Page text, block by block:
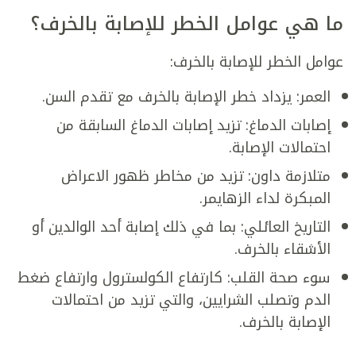
ما هي عوامل الخطر للإصابة بالخرف؟
عوامل الخطر للإصابة بالخرف:
العمر: يزداد خطر الإصابة بالخرف مع تقدم السن.
إصابات الدماغ: تزيد إصابات الدماغ السابقة من
احتمالات الإصابة.
متلازمة داون: تزيد من مخاطر ظهور الاعراض
المبكرة لداء الزهايمر.
التاريخ العائلي: بما في ذلك إصابة أحد الوالدين أو
الأشقاء بالخرف.
سوء صحة القلب: كارتفاع الكولسترول وارتفاع ضغط
الدم وتصلب الشرايين، والتي تزيد من احتمالات
الإصابة بالخرف.